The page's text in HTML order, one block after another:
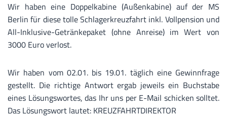
Wir haben eine Doppelkabine (Außenkabine) auf der MS
Berlin für diese tolle Schlagerkreuzfahrt inkl. Vollpension und
All-Inklusive-Getränkepaket (ohne Anreise) im Wert von
3000 Euro verlost.
Wir haben vom 02.01. bis 19.01. täglich eine Gewinnfrage
gestellt. Die richtige Antwort ergab jeweils ein Buchstabe
eines Lösungswortes, das Ihr uns per E-Mail schicken solltet.
Das Lösungswort lautet: KREUZFAHRTDIREKTOR